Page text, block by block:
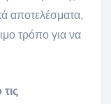
αποτελέσματα,
τρόπο για να